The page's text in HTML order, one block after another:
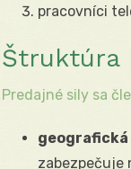
pracovníci
Štruktúra
Predajné sily sa
zabezpečuje